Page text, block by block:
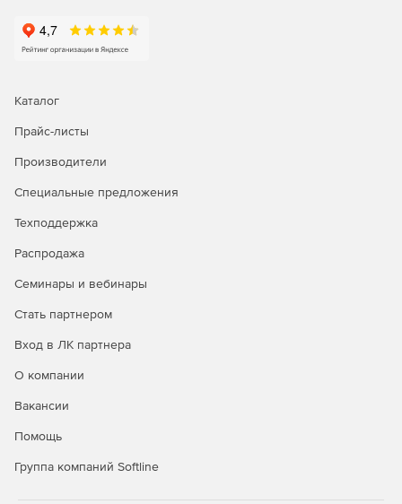
поддержку оптимизированной работы с платформами
RuBackup,Astra Linux Special Edition
Каталог
Прайс-листы
Производители
Специальные предложения
Техподдержка
Распродажа
Семинары и вебинары
Стать партнером
Вход в ЛК партнера
О компании
Вакансии
Помощь
Группа компаний Softline